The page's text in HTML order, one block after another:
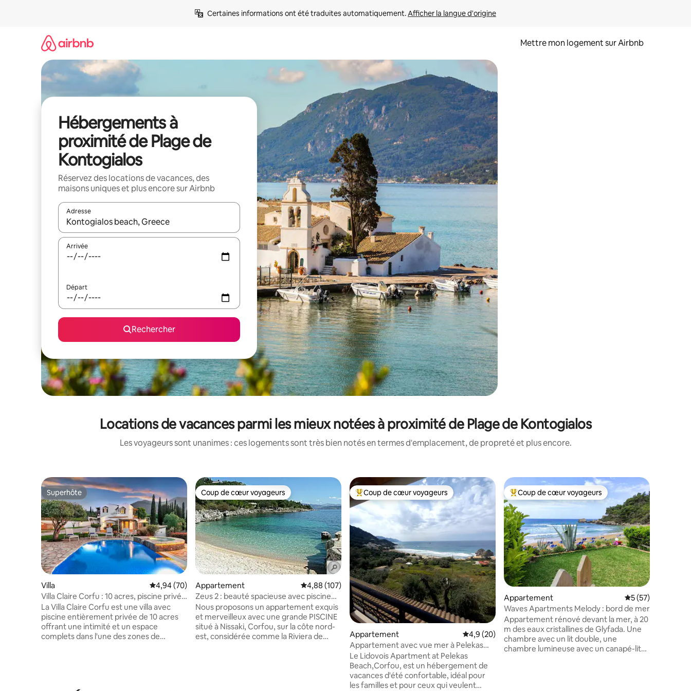
Certaines informations ont été traduites automatiquement. Afficher la langue d'origine
Mettre mon logement sur Airbnb
Hébergements à
proximité de Plage de
Kontogialos
Réservez des locations de vacances, des
maisons uniques et plus encore sur Airbnb
Adresse
Lorsque les résultats s'affichent, utilisez les flèches vers le haut et vers le bas pour les parcourir ou en appuyant et en faisant glisser.
Arrivée
Départ
Rechercher
Locations de vacances parmi les mieux notées à proximité de Plage de Kontogialos
Les voyageurs sont unanimes : ces logements sont très bien notés en termes d'emplacement, de propreté et plus encore.
Superhôte
Superhôte
Villa Évaluation moyenne sur la base de 70 commentaires : 4,94 sur 5
4,94 (70)
Villa Claire Corfu : 10 acres, piscine privée
et studio
La Villa Claire Corfu est une villa avec
piscine entièrement privée de 10 acres
offrant une intimité et un espace
complets dans l'une des zones de
Coup de cœur voyageurs
Coup de cœur voyageurs
Appartement Évaluation moyenne sur la base de 107 commentaires : 4,88 sur 5
4,88 (107)
Zeus 2 : beauté spacieuse avec piscine
privée
Nous proposons un appartement exquis
et merveilleux avec une grande PISCINE
situé à Nissaki, Corfou, sur la côte nord-
est, considérée comme la Riviera de
Coups de cœur voyageurs les plus appréciés
Coup de cœur voyageurs
Appartement Évaluation moyenne sur la base de 20 commentaires : 4,9 sur 5
4,9 (20)
Appartement avec vue mer à Pelekas
Beach Corfou.
Le Lidovois Apartment at Pelekas
Beach,Corfou, est un hébergement de
vacances d'été confortable, idéal pour
les familles et pour ceux qui veulent
Coups de cœur voyageurs les plus appréciés
Coup de cœur voyageurs
Appartement Évaluation
5 (57)
Waves Apartments Melody : bord de mer
Appartement rénové devant la mer, à 20
m des eaux cristallines de Glyfada. Une
chambre avec un lit double, une
chambre lumineuse avec un canapé-lit